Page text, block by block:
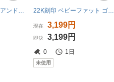
Tady and king タディアンドキング 先金 Mサイズ フェザー インディアンジュエリー 22K刻印 ベビーファット ゴールド ダイヤ パヴェ クロス ペンダントトップ ２連 チャーム 廃業処分品 K22 22金 ★★★★
現在 3,199円
即決 3,199円
0 1日
未使用